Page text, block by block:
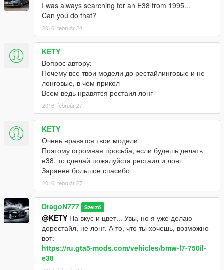
I was always searching for an E38 from 1995...
Can you do that?
2016. február 24.
KETY
Вопрос автору:
Почему все твои модели до рестайлинговые и не
лонговые, в чем прикол
Всем ведь нравятся рестаил лонг
2016. február 27.
KETY
Очень нравятся твои модели
Поэтому огромная просьба, если будешь делать
е38, то сделай пожалуйста рестаил и лонг
Заранее большое спасибо
2016. február 27.
DragoN777 Szerző
@KETY На вкус и цвет... Увы, но я уже делаю
дорестайл, не лонг. А то, что ты хочешь, возможно
вот:
https://ru.gta5-mods.com/vehicles/bmw-l7-750il-
e38